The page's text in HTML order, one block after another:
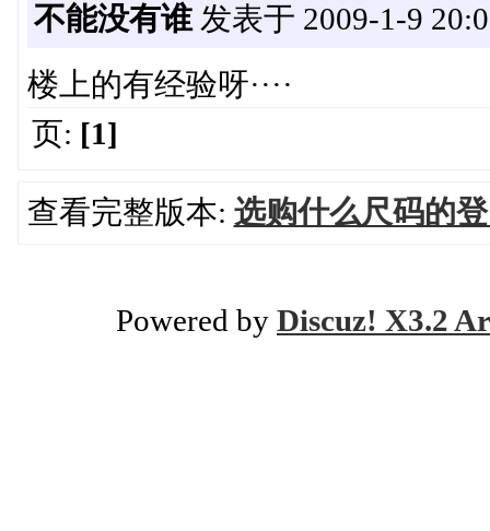
不能没有谁发表于 2009-1-9
楼上的有经验呀····
页: [1]
查看完整版本: 选购什么尺码的
Powered by Discuz! X3.2